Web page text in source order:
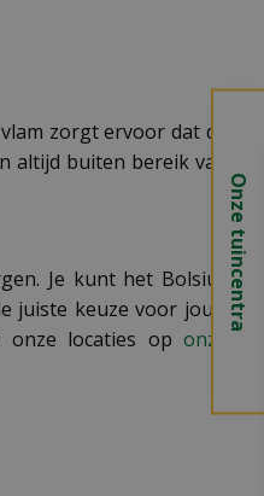
zorgt ervoor dat de
buiten bereik van
Je kunt het Bolsius
juiste keuze voor jouw
locaties op onze
Onze tuincentra